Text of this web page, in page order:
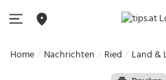
Home Nachrichten Ried Land &